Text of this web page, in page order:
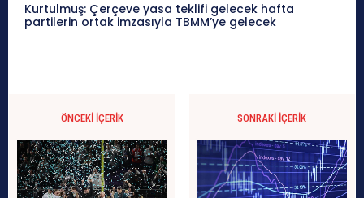
Kurtulmuş: Çerçeve yasa teklifi gelecek hafta
partilerin ortak imzasıyla TBMM’ye gelecek
ÖNCEKI İÇERIK SONRAKI İÇERIK